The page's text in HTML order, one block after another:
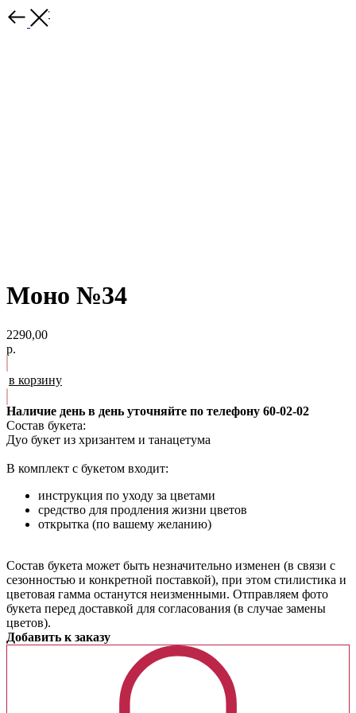
Каталог
Моно №34
2290,00
р.
в корзину
Наличие день в день уточняйте по телефону 60-02-02
Состав букета:
Дуо букет из хризантем и танацетума
В комплект с букетом входит:
инструкция по уходу за цветами
средство для продления жизни цветов
открытка (по вашему желанию)
Cостав букета может быть незначительно изменен (в связи с
сезонностью и конкретной поставкой), при этом стилистика и
цветовая гамма останутся неизменными. Отправляем фото
букета перед доставкой для согласования (в случае замены
цветов).
Добавить к заказу